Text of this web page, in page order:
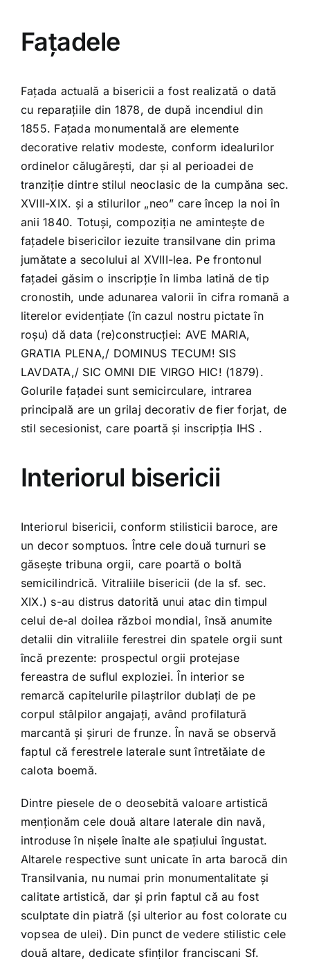
Fațadele
Fațada actuală a bisericii a fost realizată o dată
cu reparațiile din 1878, de după incendiul din
1855. Fațada monumentală are elemente
decorative relativ modeste, conform idealurilor
ordinelor călugărești, dar și al perioadei de
tranziție dintre stilul neoclasic de la cumpăna sec.
XVIII-XIX. și a stilurilor „neo” care încep la noi în
anii 1840. Totuși, compoziția ne amintește de
fațadele bisericilor iezuite transilvane din prima
jumătate a secolului al XVIII-lea. Pe frontonul
fațadei găsim o inscripție în limba latină de tip
cronostih, unde adunarea valorii în cifra romană a
literelor evidențiate (în cazul nostru pictate în
roșu) dă data (re)construcției: AVE MARIA,
GRATIA PLENA,/ DOMINUS TECUM! SIS
LAVDATA,/ SIC OMNI DIE VIRGO HIC! (1879).
Golurile fațadei sunt semicirculare, intrarea
principală are un grilaj decorativ de fier forjat, de
stil secesionist, care poartă și inscripția IHS .
Interiorul bisericii
Interiorul bisericii, conform stilisticii baroce, are
un decor somptuos. Între cele două turnuri se
găsește tribuna orgii, care poartă o boltă
semicilindrică. Vitraliile bisericii (de la sf. sec.
XIX.) s-au distrus datorită unui atac din timpul
celui de-al doilea război mondial, însă anumite
detalii din vitraliile ferestrei din spatele orgii sunt
încă prezente: prospectul orgii protejase
fereastra de suflul exploziei. În interior se
remarcă capitelurile pilaștrilor dublați de pe
corpul stâlpilor angajați, având profilatură
marcantă și șiruri de frunze. În navă se observă
faptul că ferestrele laterale sunt întretăiate de
calota boemă.
Dintre piesele de o deosebită valoare artistică
menționăm cele două altare laterale din navă,
introduse în nișele înalte ale spațiului îngustat.
Altarele respective sunt unicate în arta barocă din
Transilvania, nu numai prin monumentalitate și
calitate artistică, dar și prin faptul că au fost
sculptate din piatră (și ulterior au fost colorate cu
vopsea de ulei). Din punct de vedere stilistic cele
două altare, dedicate sfinților franciscani Sf.